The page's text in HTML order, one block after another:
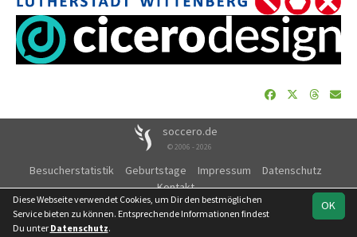
soccero.de
© 2006 - 2026
Besucherstatistik Geburtstage Impressum
Datenschutz
Kontakt
OK
Diese Webseite verwendet Cookies, um Dir den bestmöglichen
Service bieten zu können. Entsprechende Informationen findest
Du unter Datenschutz.